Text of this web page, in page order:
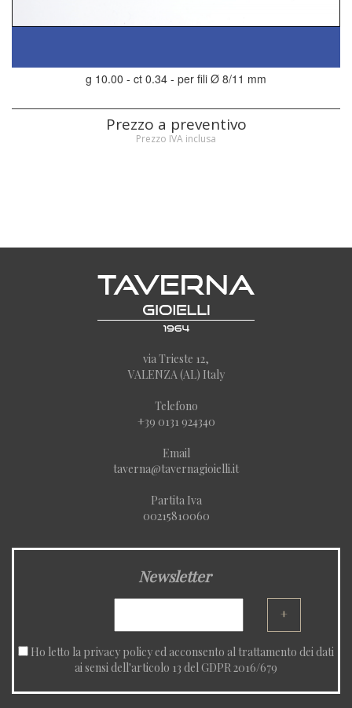
g 10.00 - ct 0.34 - per fili Ø 8/11 mm
Prezzo a preventivo
Prezzo IVA inclusa
via Trieste 12,
VALENZA (AL) Italy
Telefono
+39 0131 924340
Email
taverna@tavernagioielli.it
Partita Iva
00215810060
Newsletter
+
Ho letto la privacy policyed acconsento al trattamento dei dati
ai sensi dell'articolo 13 del GDPR 2016/679